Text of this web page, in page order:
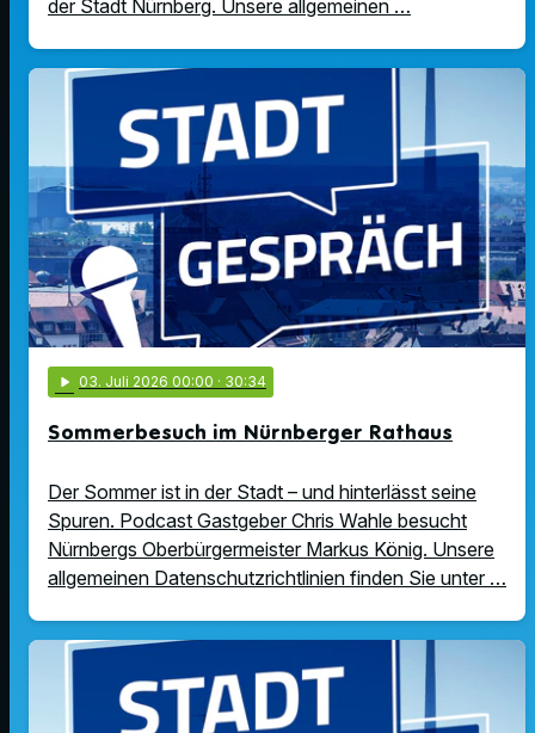
der Stadt Nürnberg. Unsere allgemeinen …
play_arrow 03. Juli 2026 00:00 · 30:34
Sommerbesuch im Nürnberger Rathaus
Der Sommer ist in der Stadt – und hinterlässt seine
Spuren. Podcast Gastgeber Chris Wahle besucht
Nürnbergs Oberbürgermeister Markus König. Unsere
allgemeinen Datenschutzrichtlinien finden Sie unter …